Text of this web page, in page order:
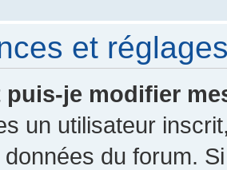
et
puis-je modifier
un utilisateur
du forum.